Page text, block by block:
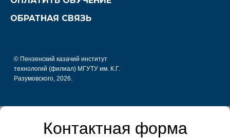
ОБРАТНАЯ СВЯЗЬ
© Пензенский казачий институт
технологий (филиал) МГУТУ им. К.Г.
Разумовского, 2026.
Контактная форма